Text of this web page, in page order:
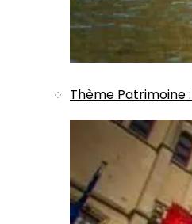
Thème Patrimoine: